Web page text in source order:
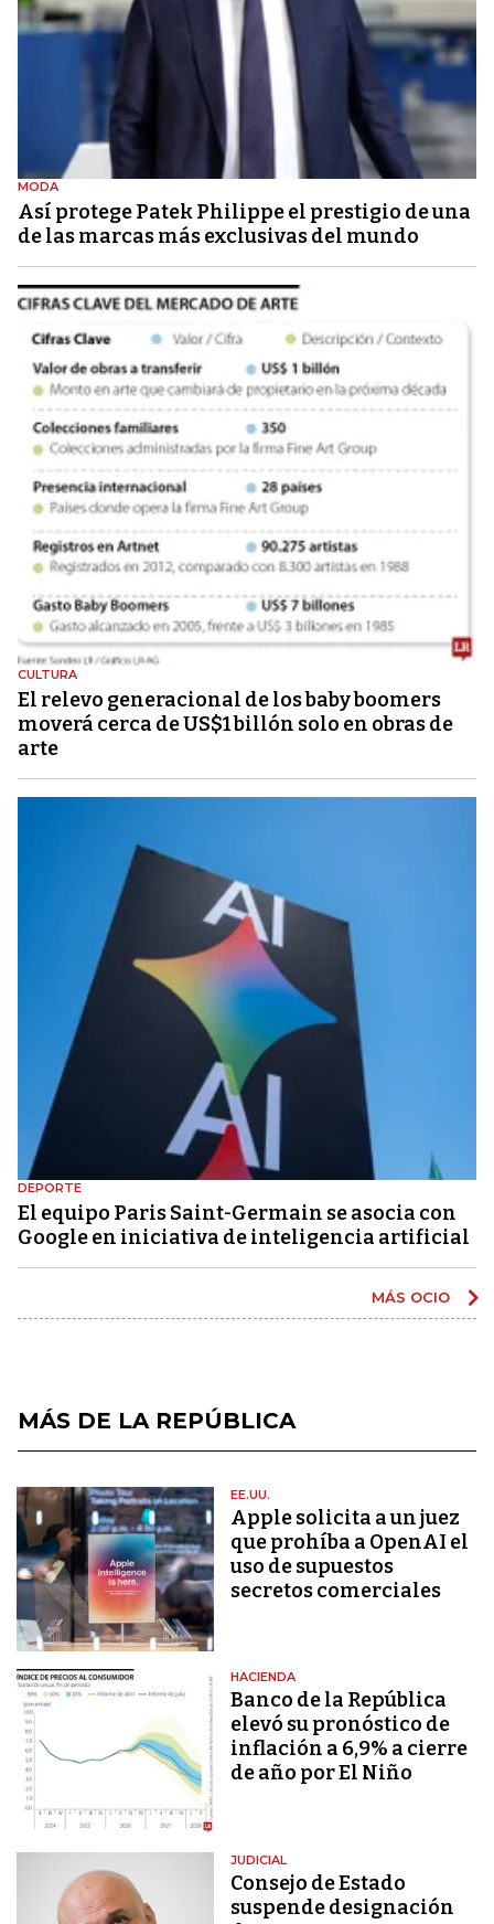
MODA
Así protege Patek Philippe el prestigio de una
de las marcas más exclusivas del mundo
CULTURA
El relevo generacional de los baby boomers
moverá cerca de US$1 billón solo en obras de
arte
DEPORTE
El equipo Paris Saint-Germain se asocia con
Google en iniciativa de inteligencia artificial
MÁS OCIO
MÁS DE LA REPÚBLICA
EE.UU.
Apple solicita a un juez
que prohíba a OpenAI el
uso de supuestos
secretos comerciales
HACIENDA
Banco de la República
elevó su pronóstico de
inflación a 6,9% a cierre
de año por El Niño
JUDICIAL
Consejo de Estado
suspende designación